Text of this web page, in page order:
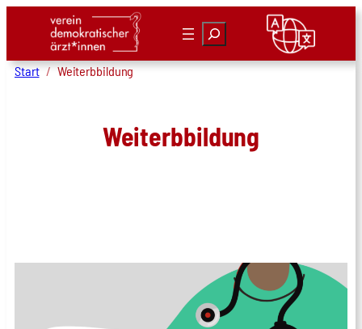
springen
Suchen
Start Weiterbbildung
Weiterbbildung